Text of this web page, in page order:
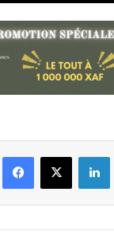
FacebookX